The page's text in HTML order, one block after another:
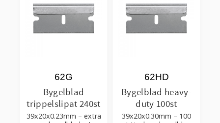
Bygelblad
trippelslipat 240st
39x20x0.23mm – extra
62G
Bygelblad heavy-
duty 100st
39x20x0.30mm – 100
62HD